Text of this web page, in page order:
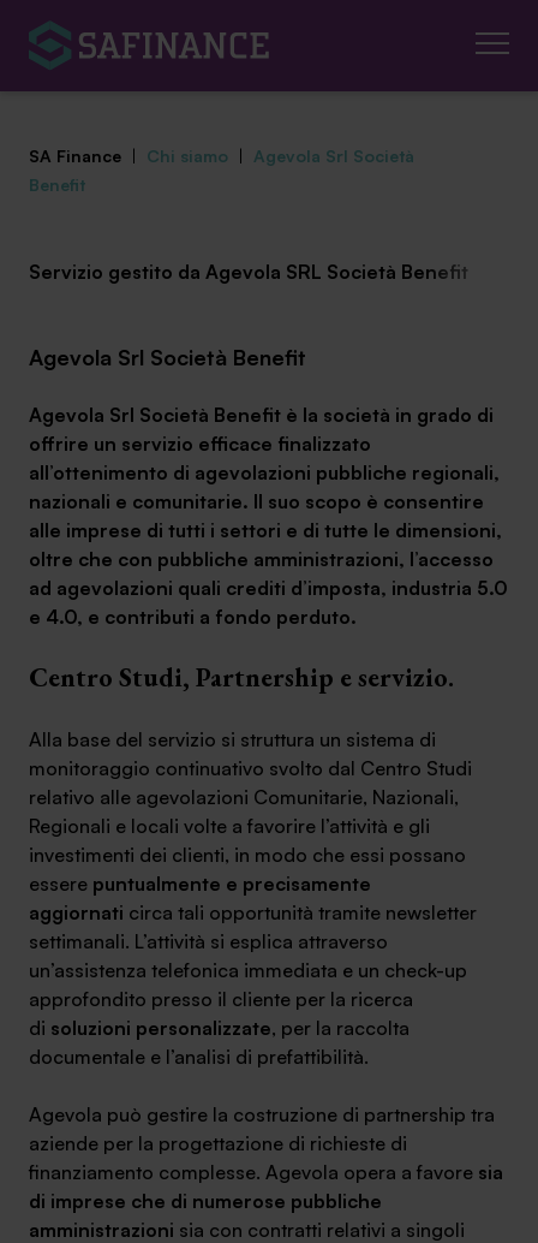
Mediazione Creditizia
News ed eventi
Chi siamo
Ambassador
Contatti
Lavora con noi
+030.3540104
info@safinance.it
SA Finance Mediazione Creditizia Srl, società di mediazione creditizia iscritta
SA Finance | Chi siamo | Agevola Srl Società
Benefit
Servizio gestito da Agevola SRL Società Benefit
Agevola Srl Società Benefit
Agevola Srl Società Benefit è la società in grado di
offrire un servizio efficace finalizzato
all’ottenimento di agevolazioni pubbliche regionali,
nazionali e comunitarie. Il suo scopo è consentire
alle imprese di tutti i settori e di tutte le dimensioni,
oltre che con pubbliche amministrazioni, l’accesso
ad agevolazioni quali crediti d’imposta, industria 5.0
e 4.0, e contributi a fondo perduto.
Centro Studi, Partnership e servizio.
Alla base del servizio si struttura un sistema di
monitoraggio continuativo svolto dal Centro Studi
relativo alle agevolazioni Comunitarie, Nazionali,
Regionali e locali volte a favorire l’attività e gli
investimenti dei clienti, in modo che essi possano
essere puntualmente e precisamente
aggiornati circa tali opportunità tramite newsletter
settimanali. L’attività si esplica attraverso
un’assistenza telefonica immediata e un check-up
approfondito presso il cliente per la ricerca
di soluzioni personalizzate, per la raccolta
documentale e l’analisi di prefattibilità.
Agevola può gestire la costruzione di partnership tra
aziende per la progettazione di richieste di
finanziamento complesse. Agevola opera a favore sia
di imprese che di numerose pubbliche
amministrazioni sia con contratti relativi a singoli